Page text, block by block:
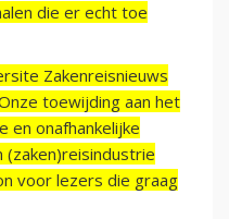
die er echt toe
Zakenreisnieuws
toewijding aan het
en onafhankelijke
voor lezers die graag